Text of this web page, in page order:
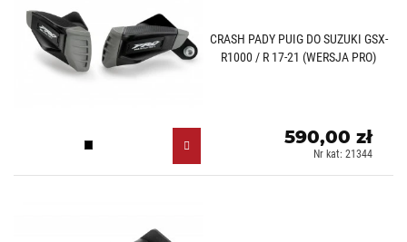
CRASH PADY PUIG DO SUZUKI GSX-
R1000 / R 17-21 (WERSJA PRO)
Czarny (N)
590,00 zł
Nr kat: 21344